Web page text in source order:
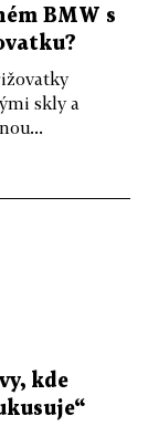
BMW s
skly a
kde